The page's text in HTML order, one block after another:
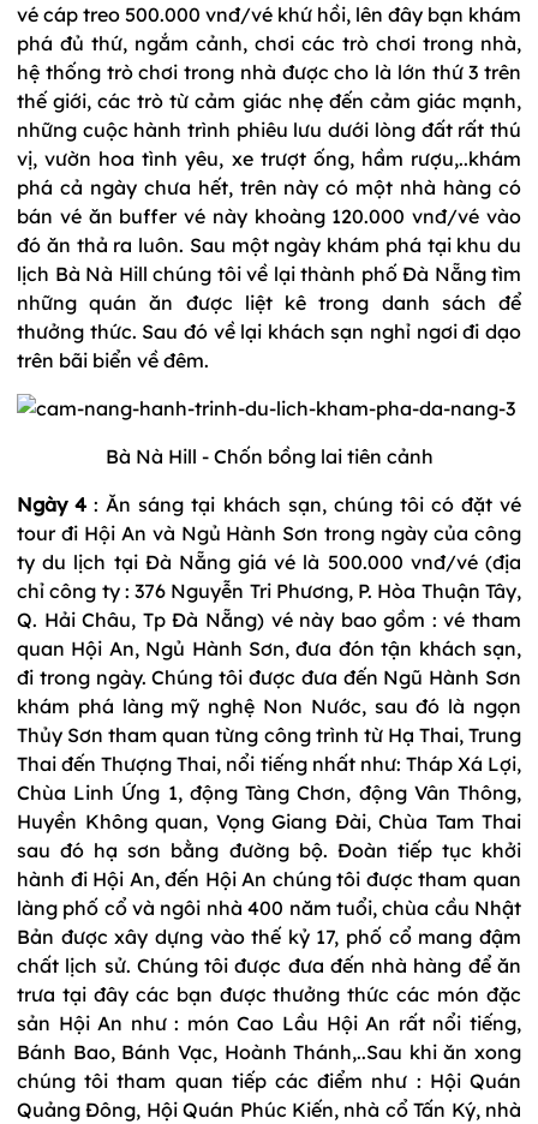
vé cáp treo 500.000 vnđ/vé khứ hồi, lên đây bạn khám
phá đủ thứ, ngắm cảnh, chơi các trò chơi trong nhà,
hệ thống trò chơi trong nhà được cho là lớn thứ 3 trên
thế giới, các trò từ cảm giác nhẹ đến cảm giác mạnh,
những cuộc hành trình phiêu lưu dưới lòng đất rất thú
vị, vườn hoa tình yêu, xe trượt ống, hầm rượu,..khám
phá cả ngày chưa hết, trên này có một nhà hàng có
bán vé ăn buffer vé này khoàng 120.000 vnđ/vé vào
đó ăn thả ra luôn. Sau một ngày khám phá tại khu du
lịch Bà Nà Hill chúng tôi về lại thành phố Đà Nẵng tìm
những quán ăn được liệt kê trong danh sách để
thưởng thức. Sau đó về lại khách sạn nghỉ ngơi đi dạo
trên bãi biển về đêm.
Bà Nà Hill - Chốn bồng lai tiên cảnh
Ngày 4 : Ăn sáng tại khách sạn, chúng tôi có đặt vé
tour đi Hội An và Ngủ Hành Sơn trong ngày của công
ty du lịch tại Đà Nẵng giá vé là 500.000 vnđ/vé (địa
chỉ công ty : 376 Nguyễn Tri Phương, P. Hòa Thuận Tây,
Q. Hải Châu, Tp Đà Nẵng) vé này bao gồm : vé tham
quan Hội An, Ngủ Hành Sơn, đưa đón tận khách sạn,
đi trong ngày. Chúng tôi được đưa đến Ngũ Hành Sơn
khám phá làng mỹ nghệ Non Nước, sau đó là ngọn
Thủy Sơn tham quan từng công trình từ Hạ Thai, Trung
Thai đến Thượng Thai, nổi tiếng nhất như: Tháp Xá Lợi,
Chùa Linh Ứng 1, động Tàng Chơn, động Vân Thông,
Huyền Không quan, Vọng Giang Đài, Chùa Tam Thai
sau đó hạ sơn bằng đường bộ. Đoàn tiếp tục khởi
hành đi Hội An, đến Hội An chúng tôi được tham quan
làng phố cổ và ngôi nhà 400 năm tuổi, chùa cầu Nhật
Bản được xây dựng vào thế kỷ 17, phố cổ mang đậm
chất lịch sử. Chúng tôi được đưa đến nhà hàng để ăn
trưa tại đây các bạn được thưởng thức các món đặc
sản Hội An như : món Cao Lầu Hội An rất nổi tiếng,
Bánh Bao, Bánh Vạc, Hoành Thánh,..Sau khi ăn xong
chúng tôi tham quan tiếp các điểm như : Hội Quán
Quảng Đông, Hội Quán Phúc Kiến, nhà cổ Tấn Ký, nhà